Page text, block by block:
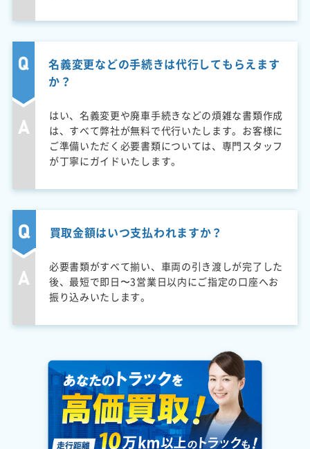
名義変更などの手続きは代行してもらえます
か？
はい、名義変更や廃車手続きなどの煩雑な書類作成
は、すべて弊社が無料で代行いたします。お客様に
ご準備いただく必要書類については、専門スタッフ
が丁寧にガイドいたします。
買取金額はいつ支払われますか？
必要書類がすべて揃い、車両の引き渡しが完了した
後、最短で即日〜3営業日以内にご指定の口座へお
振り込みいたします。